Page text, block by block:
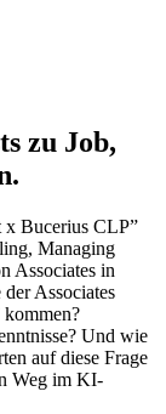
zu Job,
x Bucerius CLP”
Managing
Associates in
Associates
kommen?
Und wie
auf diese Frage
Weg im KI-